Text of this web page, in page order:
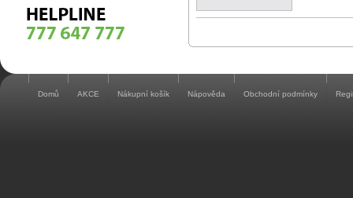
Domů AKCE Nákupní košík Nápověda Obchodní podmínky